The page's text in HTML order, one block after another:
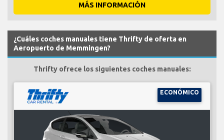
MÁS INFORMACIÓN
¿Cuáles coches manuales tiene Thrifty de oferta en
Aeropuerto de Memmingen?
Thrifty ofrece los siguientes coches manuales:
ECONÓMICO